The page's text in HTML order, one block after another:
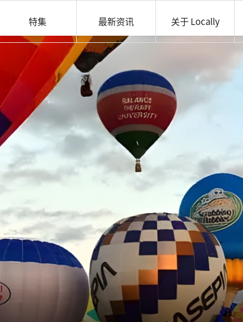
特集 最新资讯 关于 Locally